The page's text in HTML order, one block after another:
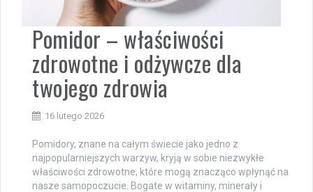
Pomidor – właściwości
zdrowotne i odżywcze dla
twojego zdrowia
16 lutego 2026
Pomidory, znane na całym świecie jako jedno z
najpopularniejszych warzyw, kryją w sobie niezwykłe
właściwości zdrowotne, które mogą znacząco wpłynąć na
nasze samopoczucie. Bogate w witaminy, minerały i